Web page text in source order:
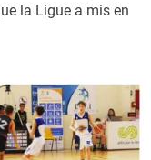
la Ligue a mis en